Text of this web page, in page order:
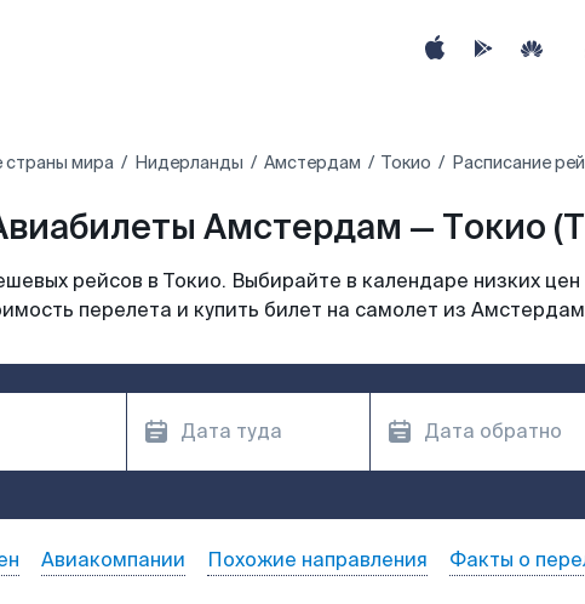
страны мира Нидерланды Амстердам Токио Расписание
Амстердам — Токио
рейсов в Токио. Выбирайте в календаре низких
перелета и купить билет на самолет из
Авиакомпании Похожие направления Факты о